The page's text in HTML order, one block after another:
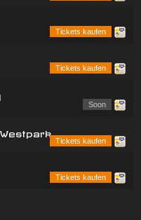
Tickets kaufen
Tickets kaufen
Soon
Tickets kaufen
Tickets kaufen